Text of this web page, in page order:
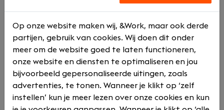
persoonlijke dienstverlening. Met 19 (HBO) juristen en
ongeveer 30 ondersteunende medewerkers staan wij
vanuit 4 vestigingen voor onze klanten klaar om de
belangrijkste momenten in het leven goed te regelen.
Met het gehele team staan we voor helder
taalgebruik én DAADkracht. Onze persoonlijke
benadering en manier van werken maken ons dé
Op onze website maken wij, &Work, maar ook derde
partijen, gebruik van cookies. Wij doen dit onder
meer om de website goed te laten functioneren,
onze website en diensten te optimaliseren en jou
bijvoorbeeld gepersonaliseerde uitingen, zoals
advertenties, te tonen. Wanneer je klikt op ‘zelf
instellen’ kun je meer lezen over onze cookies en kun